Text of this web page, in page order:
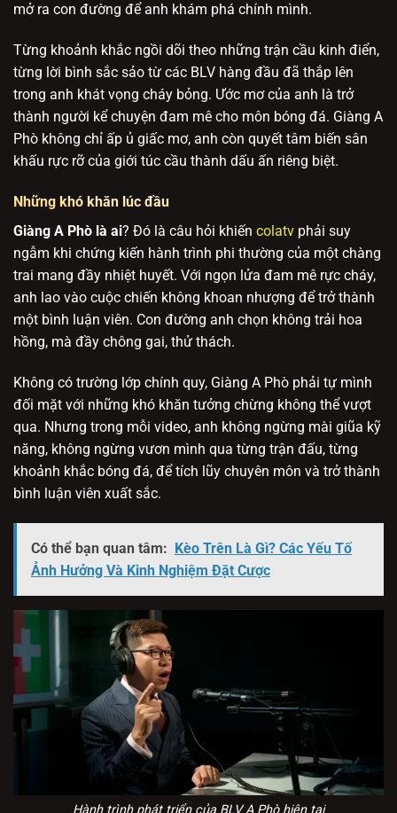
mở ra con đường để anh khám phá chính mình.
Từng khoảnh khắc ngồi dõi theo những trận cầu kinh điển,
từng lời bình sắc sảo từ các BLV hàng đầu đã thắp lên
trong anh khát vọng cháy bỏng. Ước mơ của anh là trở
thành người kể chuyện đam mê cho môn bóng đá. Giàng A
Phò không chỉ ấp ủ giấc mơ, anh còn quyết tâm biến sân
khấu rực rỡ của giới túc cầu thành dấu ấn riêng biệt.
Những khó khăn lúc đầu
Giàng A Phò là ai? Đó là câu hỏi khiến colatv phải suy
ngẫm khi chứng kiến hành trình phi thường của một chàng
trai mang đầy nhiệt huyết. Với ngọn lửa đam mê rực cháy,
anh lao vào cuộc chiến không khoan nhượng để trở thành
một bình luận viên. Con đường anh chọn không trải hoa
hồng, mà đầy chông gai, thử thách.
Không có trường lớp chính quy, Giàng A Phò phải tự mình
đối mặt với những khó khăn tưởng chừng không thể vượt
qua. Nhưng trong mỗi video, anh không ngừng mài giũa kỹ
năng, không ngừng vươn mình qua từng trận đấu, từng
khoảnh khắc bóng đá, để tích lũy chuyên môn và trở thành
bình luận viên xuất sắc.
Có thể bạn quan tâm: Kèo Trên Là Gì? Các Yếu Tố
Ảnh Hưởng Và Kinh Nghiệm Đặt Cược